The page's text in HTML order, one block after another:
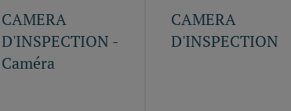
CAMERA
D'INSPECTION -
Caméra
CAMERA
D'INSPECTION